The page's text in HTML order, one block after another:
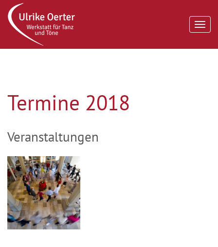
Termine 2018
Veranstaltungen